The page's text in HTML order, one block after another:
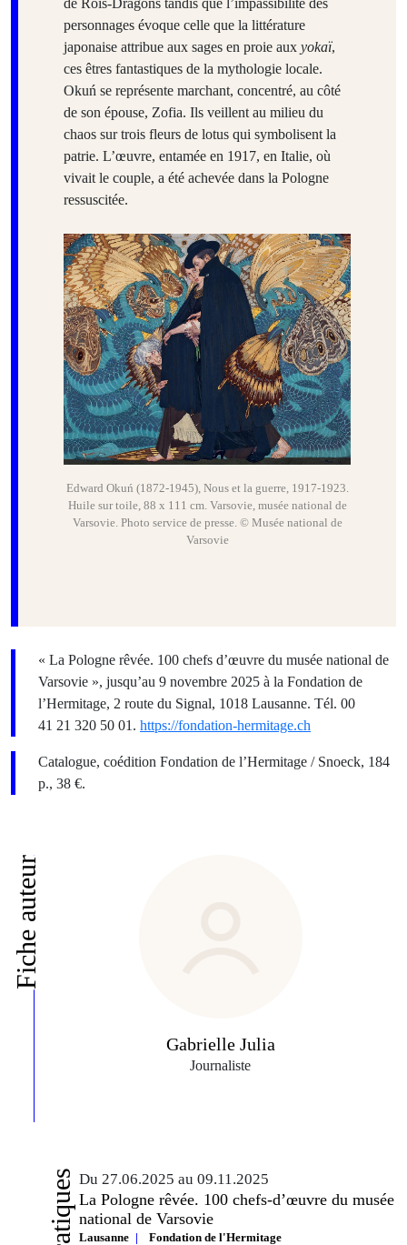
personnages évoque celle que la littérature
japonaise attribue aux sages en proie aux yokaï,
ces êtres fantastiques de la mythologie locale.
Okuń se représente marchant, concentré, au côté
de son épouse, Zofia. Ils veillent au milieu du
chaos sur trois fleurs de lotus qui symbolisent la
patrie. L’œuvre, entamée en 1917, en Italie, où
vivait le couple, a été achevée dans la Pologne
ressuscitée.
Edward Okuń (1872-1945), Nous et la guerre, 1917-1923.
Huile sur toile, 88 x 111 cm. Varsovie, musée national de
Varsovie. Photo service de presse. © Musée national de
Varsovie
« La Pologne rêvée. 100 chefs d’œuvre du musée national de
Varsovie », jusqu’au 9 novembre 2025 à la Fondation de
l’Hermitage, 2 route du Signal, 1018 Lausanne. Tél. 00
41 21 320 50 01. https://fondation-hermitage.ch
Catalogue, coédition Fondation de l’Hermitage / Snoeck, 184
p., 38 €.
Fiche auteur
Gabrielle Julia
Journaliste
Du 27.06.2025 au 09.11.2025
La Pologne rêvée. 100 chefs-d’œuvre du musée
national de Varsovie
Lausanne Fondation de l'Hermitage